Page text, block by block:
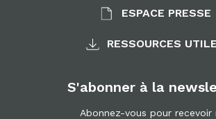
ESPACE PRESSE
RESSOURCES
S'abonner à la
Abonnez-vous pour recevoir